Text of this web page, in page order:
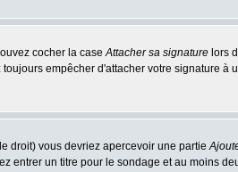
cocher la caseAttacher sa signature lors
empêcher d'attacher votre signature à
droit) vous devriez apercevoir une partie
un titre pour le sondage et au moins